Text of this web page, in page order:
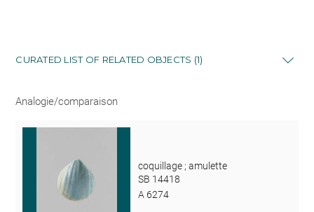
CURATED LIST OF RELATED OBJECTS (1)
Analogie/comparaison
coquillage ; amulette
SB 14418
A 6274